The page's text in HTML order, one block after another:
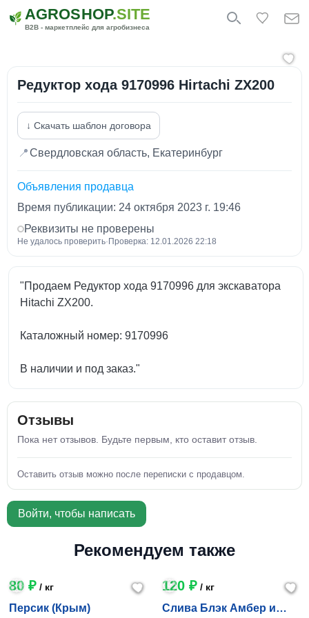
AGROSHOP.SITE
B2B - маркетплейс для агробизнеса
Редуктор хода 9170996 Hirtachi ZX200
↓ Скачать шаблон договора
📍Свердловская область, Екатеринбург
Объявления продавца
Время публикации: 24 октября 2023 г. 19:46
Реквизиты не проверены
Не удалось проверить· Проверка: 12.01.2026 22:18
"Продаем Редуктор хода 9170996 для экскаватора
Hitachi ZX200.
Каталожный номер: 9170996
В наличии и под заказ."
Отзывы
Пока нет отзывов. Будьте первым, кто оставит отзыв.
Оставить отзыв можно после переписки с продавцом.
Войти, чтобы написать
Рекомендуем также
80 ₽ / кг
Персик (Крым)
120 ₽/ кг
Слива Блэк Амбер и